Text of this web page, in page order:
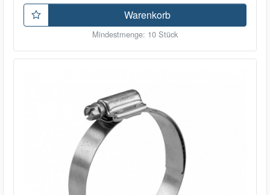
Warenkorb
Mindestmenge: 10 Stück